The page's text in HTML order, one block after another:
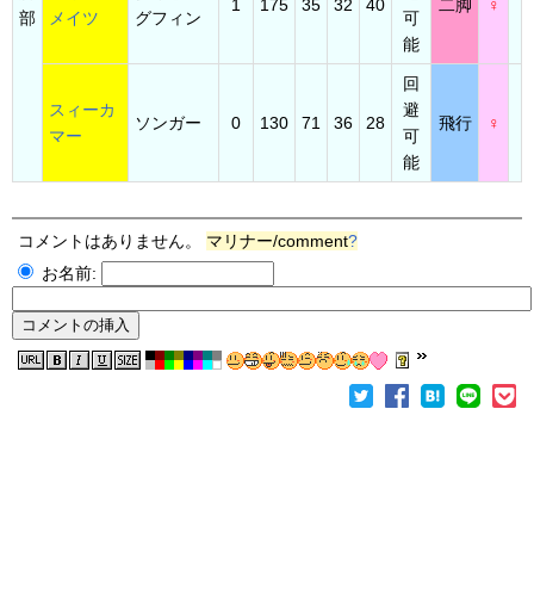
部
メイツ
グフィン
1 175 35 32 40
可
能
二脚 ♀
スィーカ
マー
ソンガー 0 130 71 36 28
回
避
可
能
飛行 ♀
コメントはありません。 マリナー/comment?
お名前: